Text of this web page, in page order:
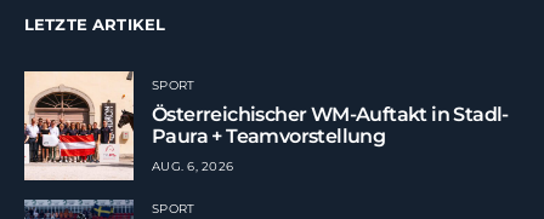
LETZTE ARTIKEL
SPORT
Österreichischer WM-Auftakt in Stadl-
Paura + Teamvorstellung
AUG. 6, 2026
SPORT